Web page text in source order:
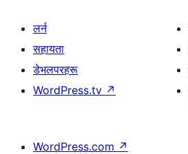
लर्न
सहायता
डेभलपरहरू
WordPress.tv ↗
WordPress.com ↗